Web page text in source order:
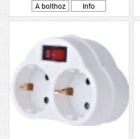
A bolthoz
Info